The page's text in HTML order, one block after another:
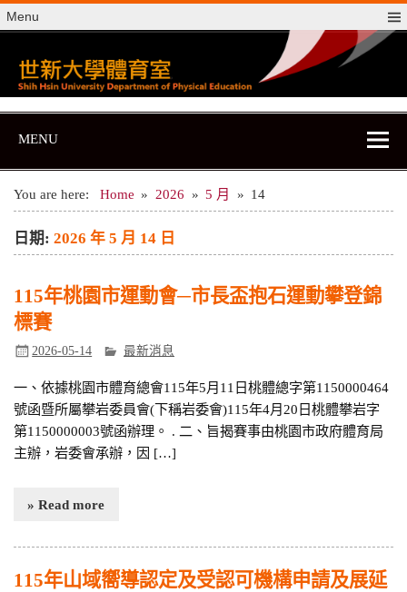
Skip
to
content
Menu
世新大學體育室
世新大學體育室
MENU
You are here: Home 2026 5 月 14
日期:2026 年 5 月 14 日
115年桃園市運動會─市長盃抱石運動攀登錦
標賽
2026-05-14 最新消息
一、依據桃園市體育總會115年5月11日桃體總字第1150000464
號函暨所屬攀岩委員會(下稱岩委會)115年4月20日桃體攀岩字
第1150000003號函辦理。 . 二、旨揭賽事由桃園市政府體育局
主辦，岩委會承辦，因 […]
» Read more
115年山域嚮導認定及受認可機構申請及展延